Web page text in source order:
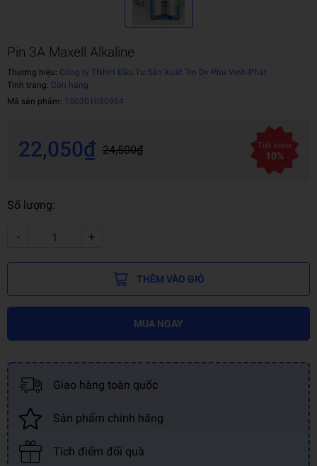
Pin 3A Maxell Alkaline
Thương hiệu: Công ty TNHH Đầu Tư Sản Xuất Tm Dv Phú Vinh Phát
Tình trạng: Còn hàng
Mã sản phẩm: 150301080954
22,050₫ 24,500₫ Tiết kiệm
10%
Số lượng:
- +
THÊM VÀO GIỎ
MUA NGAY
Giao hàng toàn quốc
Sản phẩm chính hãng
Tích điểm đổi quà